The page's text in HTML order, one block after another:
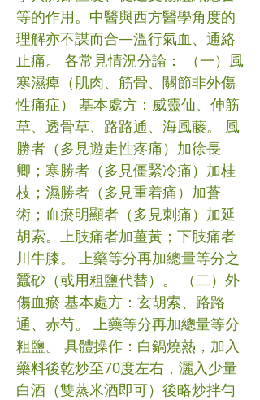
等的作用。中醫與西方醫學角度的
理解亦不謀而合—溫行氣血、通絡
止痛。 各常見情況分論： （一）風
寒濕痺（肌肉、筋骨、關節非外傷
性痛症） 基本處方：威靈仙、伸筋
草、透骨草、路路通、海風藤。 風
勝者（多見遊走性疼痛）加徐長
卿；寒勝者（多見僵緊冷痛）加桂
枝；濕勝者（多見重着痛）加蒼
術；血瘀明顯者（多見刺痛）加延
胡索。上肢痛者加薑黃；下肢痛者
川牛膝。 上藥等分再加總量等分之
蠶砂（或用粗鹽代替）。 （二）外
傷血瘀 基本處方：玄胡索、路路
通、赤芍。 上藥等分再加總量等分
粗鹽。 具體操作：白鍋燒熱，加入
藥料後乾炒至70度左右，灑入少量
白酒（雙蒸米酒即可）後略炒拌勻